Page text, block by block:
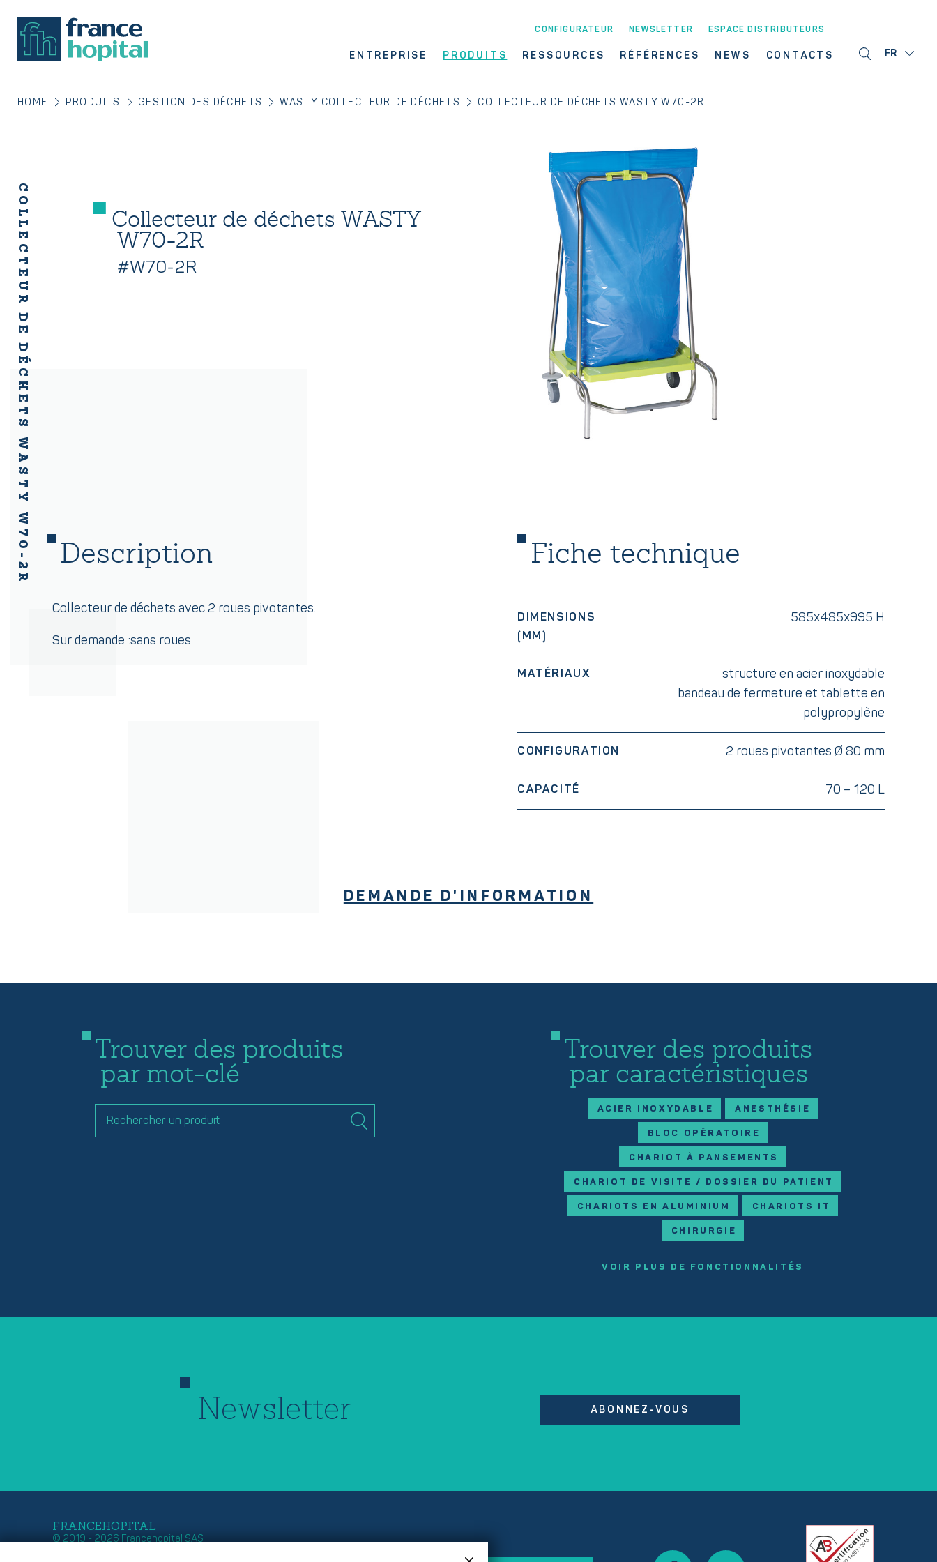
ENTREPRISE PRODUITS RESSOURCES RÉFÉRENCES NEWS CONTACTS
CONFIGURATEUR NEWSLETTER ESPACE DISTRIBUTEURS
FR
COLLECTEUR DE DÉCHETS WASTY W70-2R
HOME PRODUITS GESTION DES DÉCHETS WASTY COLLECTEUR DE DÉCHETS COLLECTEUR DE DÉCHETS WASTY W70-2R
Collecteur de déchets WASTY
W70-2R
#W70-2R
Description
Collecteur de déchets avec 2 roues pivotantes.
Sur demande :sans roues
Fiche technique
DIMENSIONS
(MM)
585x485x995 H
MATÉRIAUX
structure en acier inoxydable
bandeau de fermeture et tablette en
polypropylène
CONFIGURATION 2 roues pivotantes Ø 80 mm
CAPACITÉ 70 – 120 L
DEMANDE D'INFORMATION
Trouver des produits
par mot-clé
Trouver des produits
par caractéristiques
ACIER INOXYDABLE ANESTHÉSIE
BLOC OPÉRATOIRE
CHARIOT À PANSEMENTS
CHARIOT DE VISITE / DOSSIER DU PATIENT
CHARIOTS EN ALUMINIUM CHARIOTS IT
CHIRURGIE
VOIR PLUS DE FONCTIONNALITÉS
Newsletter ABONNEZ-VOUS
FRANCEHOPITAL
© 2019 - 2026 Francehopital SAS